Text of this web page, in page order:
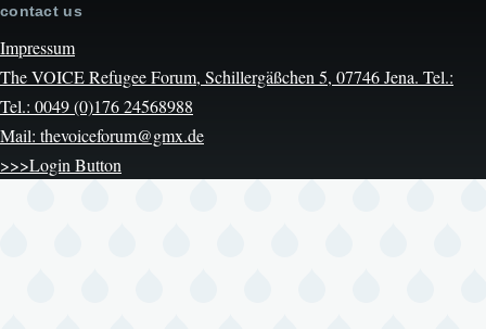
contact us
Impressum
The VOICE Refugee Forum, Schillergäßchen 5, 07746 Jena. Tel.:
Tel.: 0049 (0)176 24568988
Mail: thevoiceforum@gmx.de
>>>Login Button